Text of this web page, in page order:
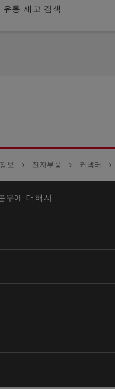
유통 재고 검색
보 전자부품 커넥터
부에 대해서